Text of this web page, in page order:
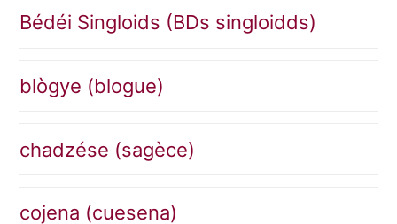
Bédéi Singloids (BDs singloidds)
blògye (blogue)
chadzése (sagèce)
cojena (cuesena)